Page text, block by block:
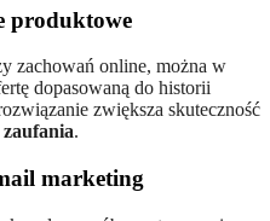
produktowe
zachowań online, można w
dopasowaną do historii
zwiększa skuteczność
zaufania.
marketing